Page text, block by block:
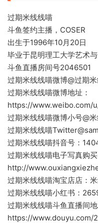
过期米线线喵
斗鱼签约主播，COSER
出生于1996年10月20日
毕业于昆明理工大学艺术
斗鱼直播房间号2046501
过期米线线喵微博@过期
过期米线线喵微博地址：
https://www.weibo.com/
过期米线线喵微博小号@
过期米线线喵
过期米线线喵抖音号：
过期米线线喵电子写真购
http://
过期米线线喵淘宝店店：
过期米线线喵小红书：
过期米线线喵斗鱼直播间地
https://www.douyu.com/